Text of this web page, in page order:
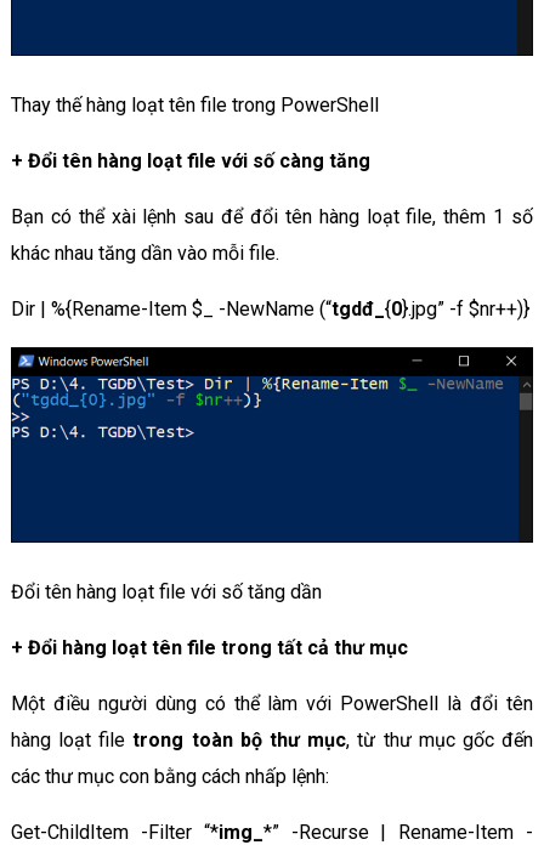
Thay thế hàng loạt tên file trong PowerShell
+ Đổi tên hàng loạt file với số càng tăng
Bạn có thể xài lệnh sau để đổi tên hàng loạt file, thêm 1 số
khác nhau tăng dần vào mỗi file.
Dir | %{Rename-Item $_ -NewName (“tgdđ_ {0}.jpg” -f $nr++)}
Đổi tên hàng loạt file với số tăng dần
+ Đổi hàng loạt tên file trong tất cả thư mục
Một điều người dùng có thể làm với PowerShell là đổi tên
hàng loạt filetrong toàn bộ thư mục, từ thư mục gốc đến
các thư mục con bằng cách nhấp lệnh:
Get-ChildItem -Filter “*img_ *” -Recurse | Rename-Item -